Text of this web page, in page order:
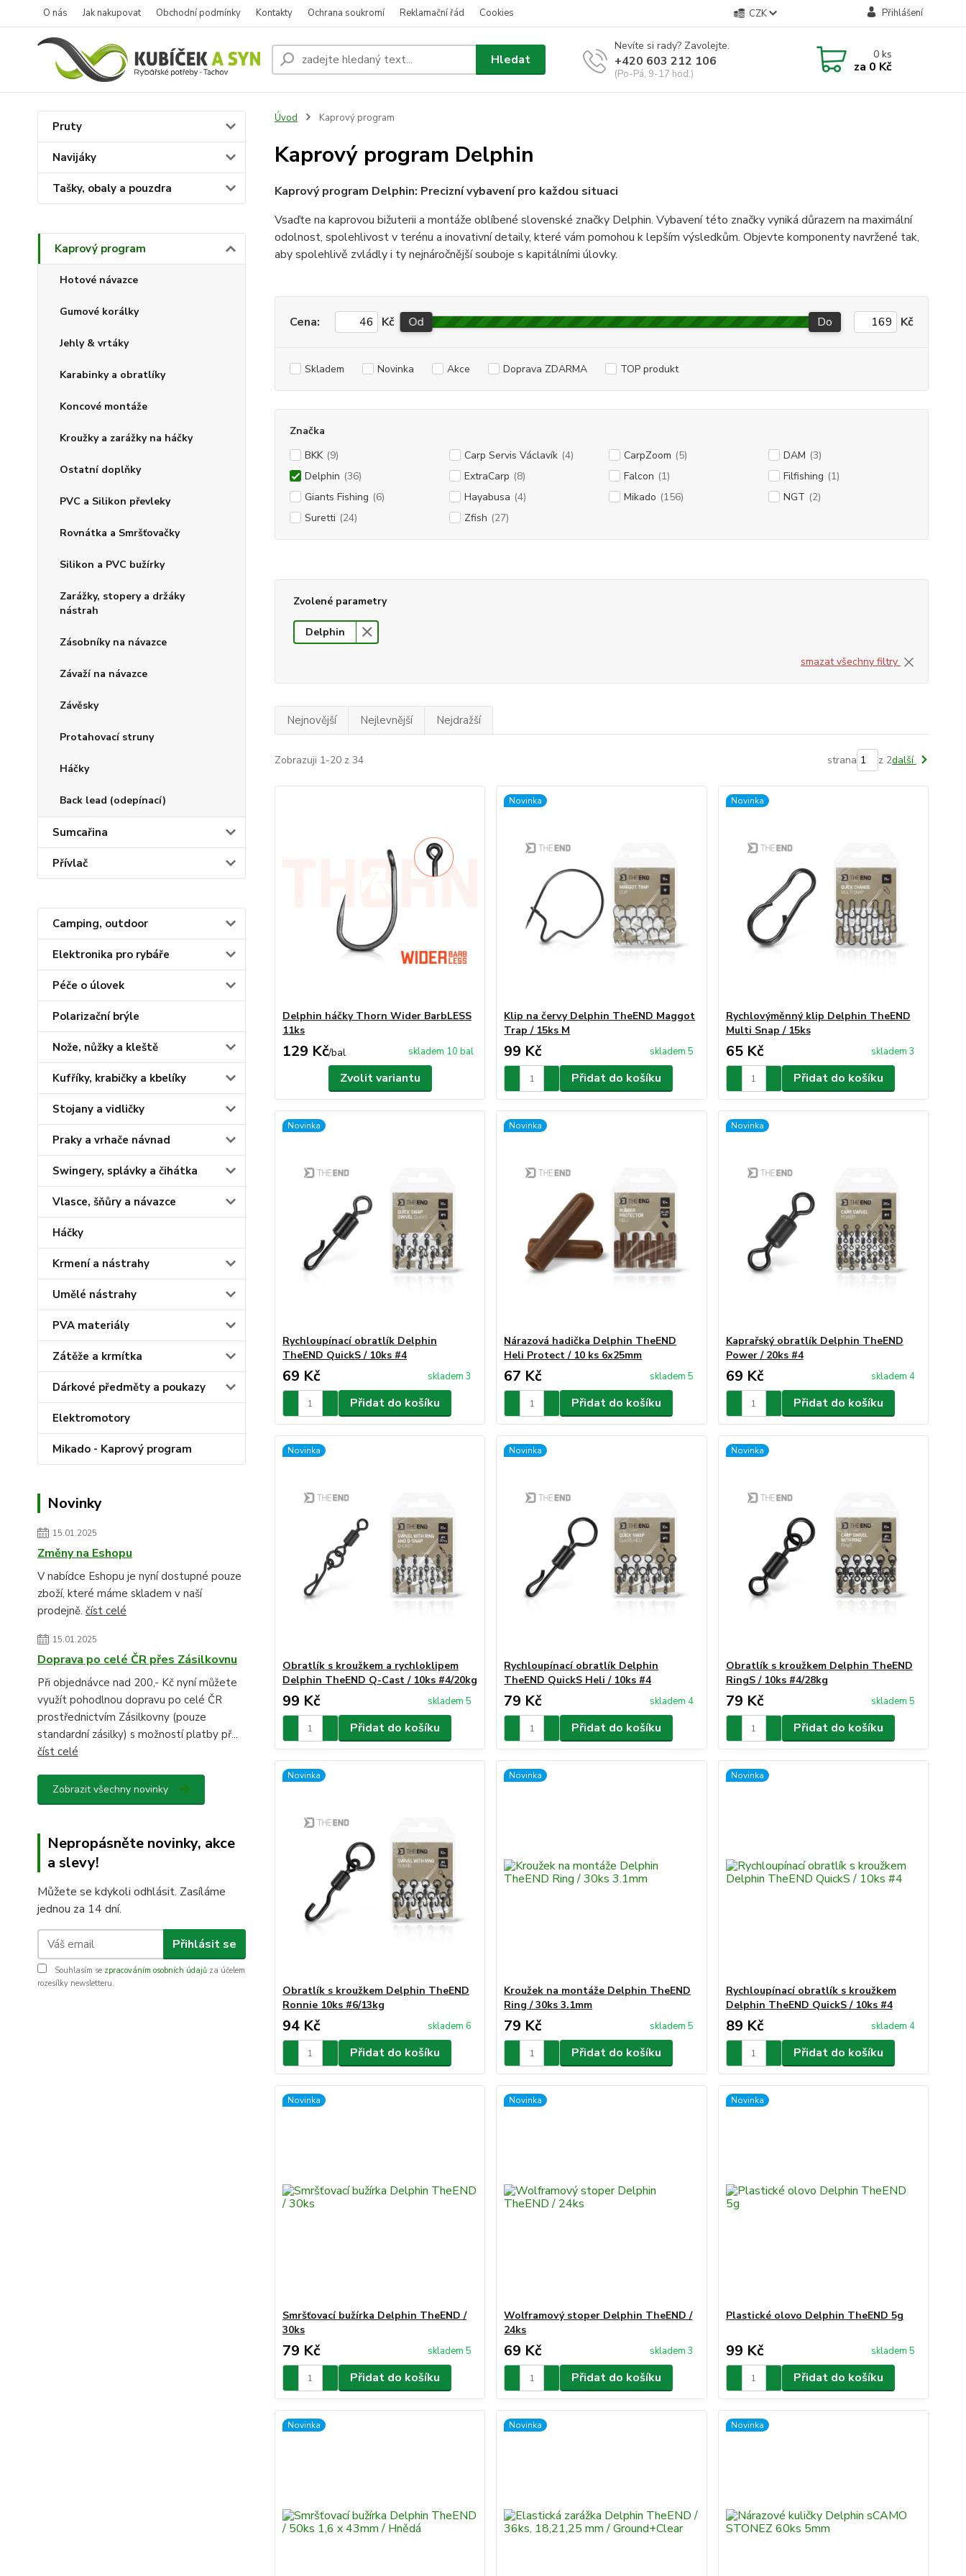
O nás Jak nakupovat Obchodní podmínky Kontakty Ochrana soukromí Reklamační řád Cookies CZK Přihlášení
Hledat
Nevíte si rady? Zavolejte.
+420 603 212 106
(Po-Pá, 9-17 hod.)
0ks
za 0 Kč
Pruty
Navijáky
Tašky, obaly a pouzdra
Kaprový program
Hotové návazce
Gumové korálky
Jehly & vrtáky
Karabinky a obratlíky
Koncové montáže
Kroužky a zarážky na háčky
Ostatní doplňky
PVC a Silikon převleky
Rovnátka a Smršťovačky
Silikon a PVC bužírky
Zarážky, stopery a držáky
nástrah
Zásobníky na návazce
Závaží na návazce
Závěsky
Protahovací struny
Háčky
Back lead (odepínací)
Sumcařina
Přívlač
Camping, outdoor
Elektronika pro rybáře
Péče o úlovek
Polarizační brýle
Nože, nůžky a kleště
Kufříky, krabičky a kbelíky
Stojany a vidličky
Praky a vrhače návnad
Swingery, splávky a čihátka
Vlasce, šňůry a návazce
Háčky
Krmení a nástrahy
Umělé nástrahy
PVA materiály
Zátěže a krmítka
Dárkové předměty a poukazy
Elektromotory
Mikado - Kaprový program
Novinky
15.01.2025
Změny na Eshopu
V nabídce Eshopu je nyní dostupné pouze
zboží, které máme skladem v naší
prodejně. číst celé
15.01.2025
Doprava po celé ČR přes Zásilkovnu
Při objednávce nad 200,- Kč nyní můžete
využít pohodlnou dopravu po celé ČR
prostřednictvím Zásilkovny (pouze
standardní zásilky) s možností platby př...
číst celé
Zobrazit všechny novinky
Nepropásněte novinky, akce
a slevy!
Můžete se kdykoli odhlásit. Zasíláme
jednou za 14 dní.
Přihlásit se
Souhlasím se zpracováním osobních údajů za účelem
rozesílky newsletteru.
Úvod Kaprový program
Kaprový program Delphin
Kaprový program Delphin: Precizní vybavení pro každou situaci
Vsaďte na kaprovou bižuterii a montáže oblíbené slovenské značky Delphin. Vybavení této značky vyniká důrazem na maximální
odolnost, spolehlivost v terénu a inovativní detaily, které vám pomohou k lepším výsledkům. Objevte komponenty navržené tak,
aby spolehlivě zvládly i ty nejnáročnější souboje s kapitálními úlovky.
Cena: Kč Od Do Kč
Skladem Novinka Akce Doprava ZDARMA TOP produkt
Značka
BKK (9) Carp Servis Václavík (4) CarpZoom (5) DAM (3)
Delphin (36) ExtraCarp (8) Falcon (1) Filfishing (1)
Giants Fishing (6) Hayabusa (4) Mikado (156) NGT (2)
Suretti (24) Zfish (27)
Zvolené parametry
Delphin
smazat všechny filtry
Nejnovější Nejlevnější Nejdražší
Zobrazuji 1-20 z 34 strana z 2další
Delphin háčky Thorn Wider BarbLESS
11ks
129 Kč/bal skladem 10 bal
Zvolit variantu
Novinka
Klip na červy Delphin TheEND Maggot
Trap / 15ks M
99 Kč skladem 5
Přidat do košíku
Novinka
Rychlovýměnný klip Delphin TheEND
Multi Snap / 15ks
65 Kč skladem 3
Přidat do košíku
Novinka
Rychloupínací obratlík Delphin
TheEND QuickS / 10ks #4
69 Kč skladem 3
Přidat do košíku
Novinka
Nárazová hadička Delphin TheEND
Heli Protect / 10 ks 6x25mm
67 Kč skladem 5
Přidat do košíku
Novinka
Kaprařský obratlík Delphin TheEND
Power / 20ks #4
69 Kč skladem 4
Přidat do košíku
Novinka
Obratlík s kroužkem a rychloklipem
Delphin TheEND Q-Cast / 10ks #4/20kg
99 Kč skladem 5
Přidat do košíku
Novinka
Rychloupínací obratlík Delphin
TheEND QuickS Heli / 10ks #4
79 Kč skladem 4
Přidat do košíku
Novinka
Obratlík s kroužkem Delphin TheEND
RingS / 10ks #4/28kg
79 Kč skladem 5
Přidat do košíku
Novinka
Obratlík s kroužkem Delphin TheEND
Ronnie 10ks #6/13kg
94 Kč skladem 6
Přidat do košíku
Novinka
Kroužek na montáže Delphin TheEND
Ring / 30ks 3.1mm
79 Kč skladem 5
Přidat do košíku
Novinka
Rychloupínací obratlík s kroužkem
Delphin TheEND QuickS / 10ks #4
89 Kč skladem 4
Přidat do košíku
Novinka
Smršťovací bužírka Delphin TheEND /
30ks
79 Kč skladem 5
Přidat do košíku
Novinka
Wolframový stoper Delphin TheEND /
24ks
69 Kč skladem 3
Přidat do košíku
Novinka
Plastické olovo Delphin TheEND 5g
99 Kč skladem 5
Přidat do košíku
Novinka Novinka Novinka